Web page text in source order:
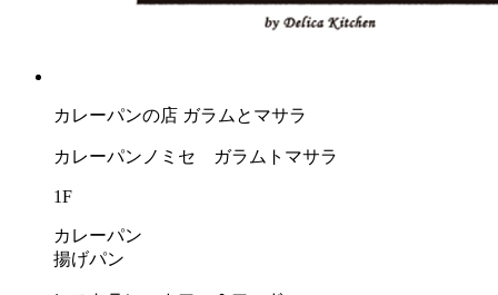
カレーパンの店 ガラムとマサラ
カレーパンノミセ ガラムトマサラ
1F
カレーパン
揚げパン